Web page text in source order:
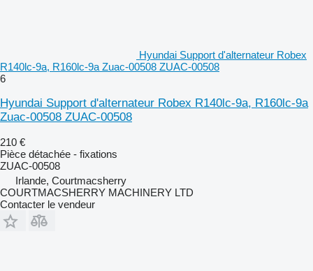
Hyundai Support d'alternateur Robex
R140lc-9a, R160lc-9a Zuac-00508 ZUAC-00508
6
Hyundai Support d'alternateur Robex R140lc-9a, R160lc-9a
Zuac-00508 ZUAC-00508
210 €
Pièce détachée - fixations
ZUAC-00508
Irlande, Courtmacsherry
COURTMACSHERRY MACHINERY LTD
Contacter le vendeur